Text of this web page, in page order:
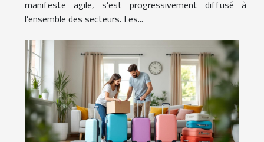
manifeste agile, s’est progressivement diffusé à
l’ensemble des secteurs. Les...